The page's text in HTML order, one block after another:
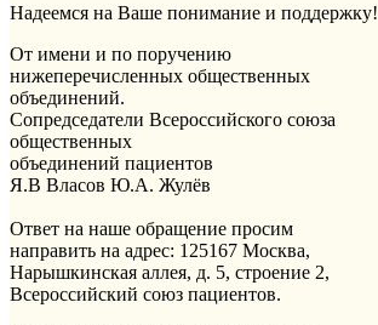
Надеемся на Ваше понимание и поддержку!
От имени и по поручению
нижеперечисленных общественных
объединений.
Сопредседатели Всероссийского союза
общественных
объединений пациентов
Я.В Власов Ю.А. Жулёв
Ответ на наше обращение просим
направить на адрес: 125167 Москва,
Нарышкинская аллея, д. 5, строение 2,
Всероссийский союз пациентов.